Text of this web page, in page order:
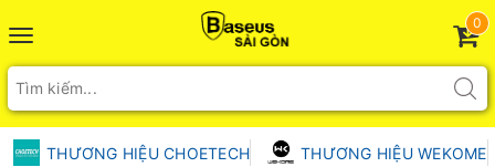
Toggle
navigation
0
THƯƠNG HIỆU CHOETECH THƯƠNG HIỆU WEKOME